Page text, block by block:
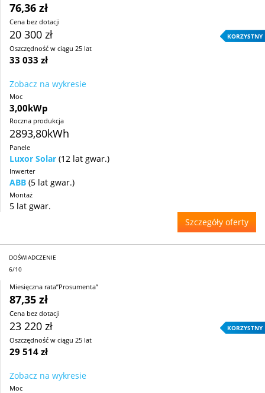
76,36 zł
Cena bez dotacji
20 300 zł KORZYSTNY
Oszczędność w ciągu 25 lat
33 033 zł
Zobacz na wykresie
Moc
3,00kWp
Roczna produkcja
2893,80kWh
Panele
Luxor Solar (12 lat gwar.)
Inwerter
ABB (5 lat gwar.)
Montaż
5 lat gwar.
Szczegóły oferty
DOŚWIADCZENIE
6/10
Miesięczna rata”Prosumenta”
87,35 zł
Cena bez dotacji
23 220 zł KORZYSTNY
Oszczędność w ciągu 25 lat
29 514 zł
Zobacz na wykresie
Moc